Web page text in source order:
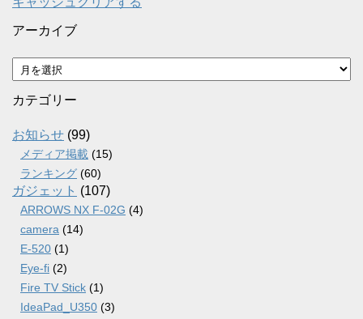
アーカイブ
ア
ー
カ
ブ
カテゴリー
お知らせ (99)
メディア掲載 (15)
ランキング (60)
ガジェット (107)
ARROWS NX F-02G (4)
camera (14)
E-520 (1)
Eye-fi (2)
Fire TV Stick (1)
IdeaPad_U350 (3)